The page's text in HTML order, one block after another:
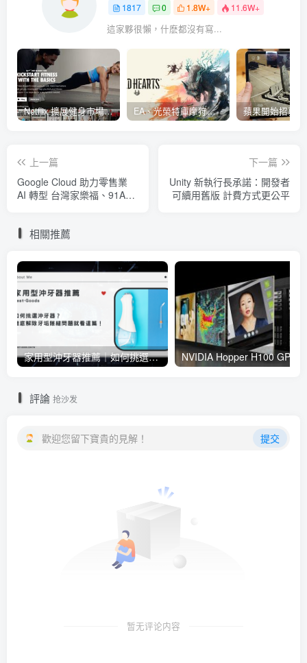
1817 0 1.8W+ 11.6W+
這家夥很懶，什麽都沒有寫...
Netflix 擴展健身市場 與 Nike 合作推出《Nike Training Club》系列健身影片 EA、光榮特庫摩狩獵冒險遊戲《WILD HEARTS》公布「強大化獸」宣傳影片
上一篇
Google Cloud 助力零售業
AI 轉型 台灣家樂福、91APP
下一篇
Unity 新執行長承諾：開發者
可續用舊版 計費方式更公平
相關推薦
家用型沖牙器推薦｜如何挑選沖牙器？徹底解除牙垢隙縫問題就看這篇！
評論 抢沙发
歡迎您留下寶貴的見解！ 提交
暂无评论内容